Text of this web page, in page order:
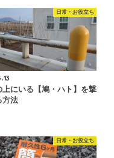
日常・お役立ち
上にいる【鳩・ハト】を撃
方法
日常・お役立ち